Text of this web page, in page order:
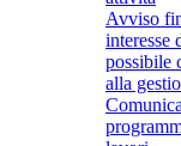
Avviso
interesse
possibile
alla